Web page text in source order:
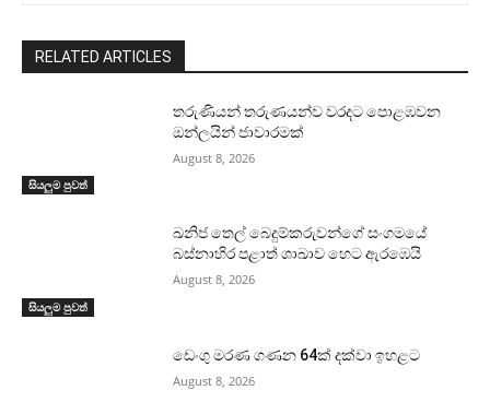
RELATED ARTICLES
සියලුම පුවත්
තරුණියන් තරුණයන්ව වරදට පොළඹවන
ඔන්ලයින් ජාවාරමක්
August 8, 2026
සියලුම පුවත්
ඛනිජ තෙල් බෙදුම්කරුවන්ගේ සංගමයේ
බස්නාහිර පළාත් ශාඛාව හෙට ඇරඹෙයි
August 8, 2026
ඩෙංගු මරණ ගණන 64ක් දක්වා ඉහළට
August 8, 2026